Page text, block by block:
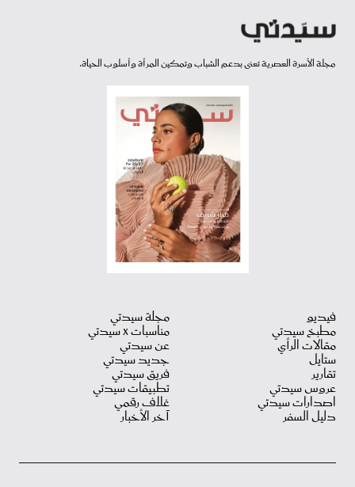
مجلة الأسرة العصرية تعنى بدعم الشباب وتمكين المرأة وأسلوب الحياة.
فيديو
مطبخ سيدتي
مقالات الرأي
ستايل
تقارير
عروس سيدتي
اصدارات سيدتي
دليل السفر
مجلة سيدتي
مناسبات X سيدتي
عن سيدتي
جديد سيدتي
فريق سيدتي
تطبيقات سيدتي
غلاف رقمي
آخر الأخبار